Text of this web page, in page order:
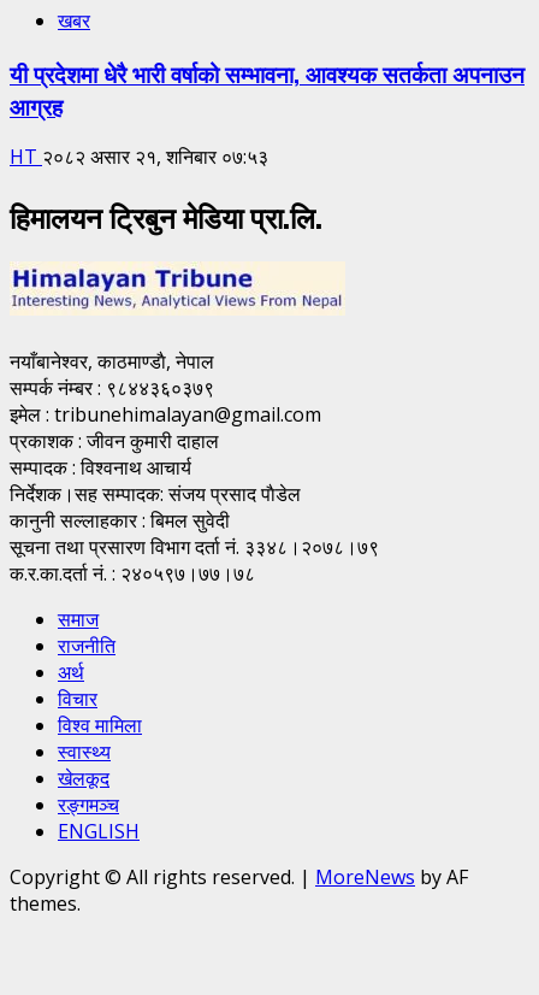
खबर
यी प्रदेशमा धेरै भारी वर्षाको सम्भावना, आवश्यक सतर्कता अपनाउन
आग्रह
HT २०८२ असार २१, शनिबार ०७:५३
हिमालयन ट्रिबुन मेडिया प्रा.लि.
नयाँबानेश्वर, काठमाण्डाै, नेपाल
सम्पर्क नंम्बर : ९८४४३६०३७९
इमेल : tribunehimalayan@gmail.com
प्रकाशक : जीवन कुमारी दाहाल
सम्पादक : विश्वनाथ आचार्य
निर्देशक।सह सम्पादक: संजय प्रसाद पाैडेल
कानुनी सल्लाहकार : बिमल सुवेदी
सूचना तथा प्रसारण विभाग दर्ता नं. ३३४८।२०७८।७९
क.र.का.दर्ता नं. : २४०५९७।७७।७८
समाज
राजनीति
अर्थ
विचार
विश्व मामिला
स्वास्थ्य
खेलकूद
रङ्गमञ्च
ENGLISH
Copyright © All rights reserved. | MoreNews by AF
themes.